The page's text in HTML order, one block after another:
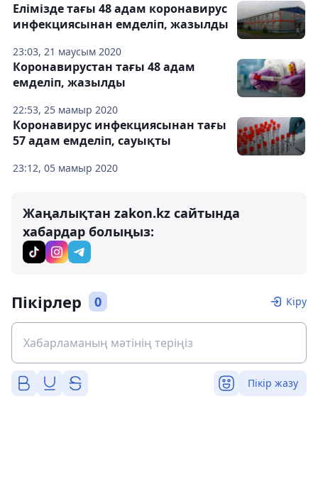
23:03, 21 маусым 2020
Елімізде тағы 48 адам коронавирус
инфекциясынан емделіп, жазылды
22:53, 25 мамыр 2020
Коронавирустан тағы 48 адам
емделіп, жазылды
23:12, 05 мамыр 2020
Коронавирус инфекциясынан тағы
57 адам емделіп, сауықты
Жаңалықтан zakon.kz сайтында
хабардар болыңыз:
Пікірлер 0 Кіру
Пікір жазу